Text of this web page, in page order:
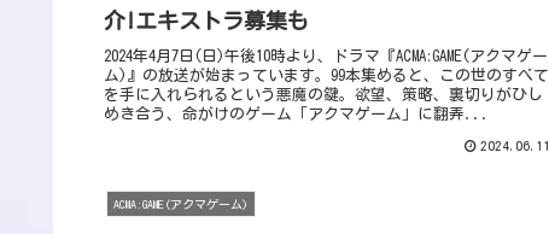
介!エキストラ募集も
2024年4月7日(日)午後10時より、ドラマ『ACMA:GAME(アクマゲー
ム)』の放送が始まっています。99本集めると、この世のすべて
を手に入れられるという悪魔の鍵。欲望、策略、裏切りがひし
めき合う、命がけのゲーム「アクマゲーム」に翻弄...
2024.06.11
ACMA:GAME(アクマゲーム)